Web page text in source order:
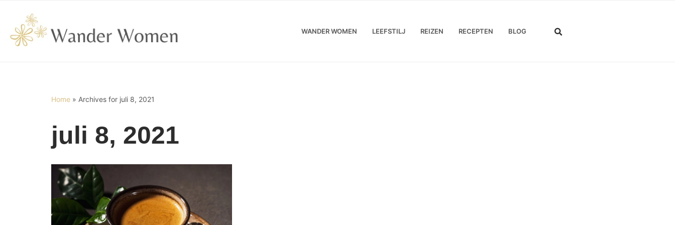
Ga
naar
WANDER WOMEN LEEFSTILJ REIZEN RECEPTEN BLOG
Home » Archives for juli 8, 2021
juli 8, 2021